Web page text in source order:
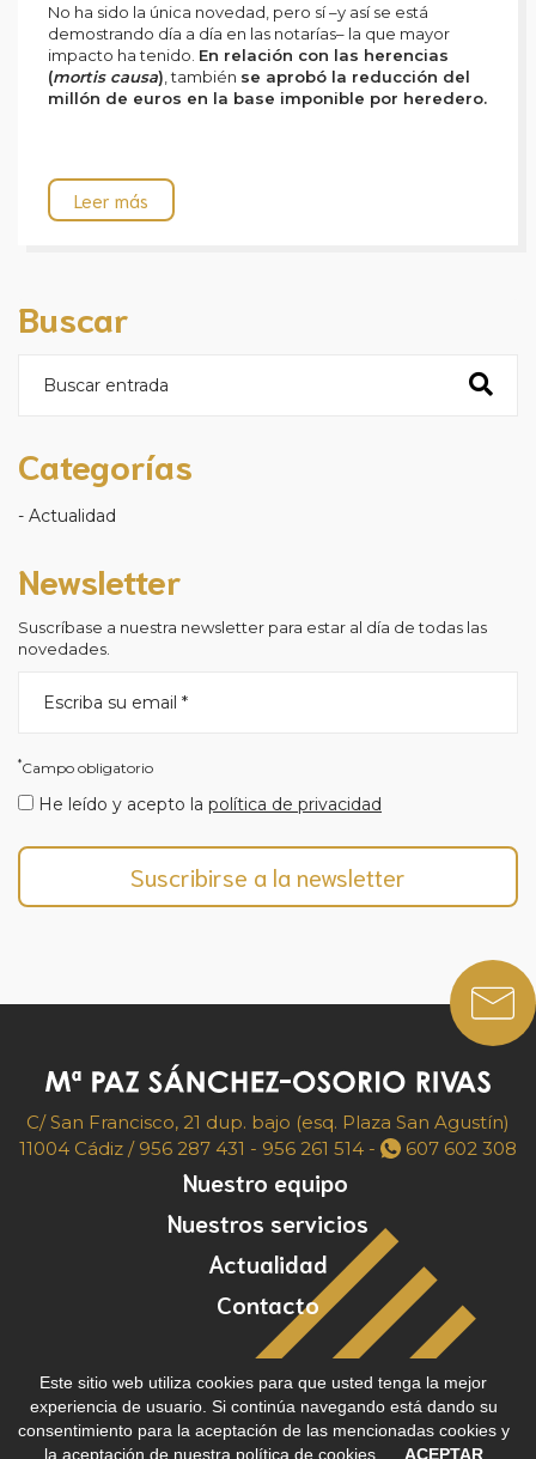
No ha sido la única novedad, pero sí –y así se está
demostrando día a día en las notarías– la que mayor
impacto ha tenido. En relación con las herencias
(mortis causa) , también se aprobó la reducción del
millón de euros en la base imponible por heredero.
Leer más
Buscar
Categorías
Actualidad
Newsletter
Suscríbase a nuestra newsletter para estar al día de todas las
novedades.
*Campo obligatorio
He leído y acepto la política de privacidad
Este sitio web utiliza cookies para que usted tenga la mejor
experiencia de usuario. Si continúa navegando está dando su
consentimiento para la aceptación de las mencionadas cookies y
la aceptación de nuestra política de cookies. ACEPTAR
C/ San Francisco, 21 dup. bajo (esq. Plaza San Agustín)
11004 Cádiz / 956 287 431 - 956 261 514 - 607 602 308
Nuestro equipo
Nuestros servicios
Actualidad
Contacto
Aviso legal Política de cookies
Política de privacidad
Todos los derechos reservados © 2026 Sánchez-Osorio Rivas